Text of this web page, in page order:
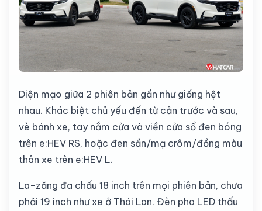
Diện mạo giữa 2 phiên bản gần như giống hệt
nhau. Khác biệt chủ yếu đến từ cản trước và sau,
vè bánh xe, tay nắm cửa và viền cửa sổ đen bóng
trên e:HEV RS, hoặc đen sần/mạ crôm/đồng màu
thân xe trên e:HEV L.
La-zăng đa chấu 18 inch trên mọi phiên bản, chưa
phải 19 inch như xe ở Thái Lan. Đèn pha LED thấu